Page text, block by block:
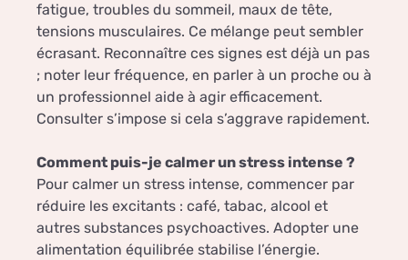
fatigue, troubles du sommeil, maux de tête,
tensions musculaires. Ce mélange peut sembler
écrasant. Reconnaître ces signes est déjà un pas
; noter leur fréquence, en parler à un proche ou à
un professionnel aide à agir efficacement.
Consulter s’impose si cela s’aggrave rapidement.
Comment puis-je calmer un stress intense ?
Pour calmer un stress intense, commencer par
réduire les excitants : café, tabac, alcool et
autres substances psychoactives. Adopter une
alimentation équilibrée stabilise l’énergie.